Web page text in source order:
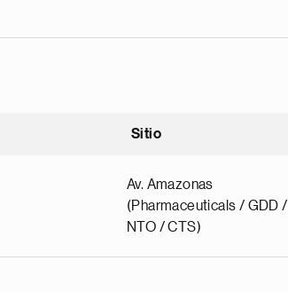
Sitio
Av. Amazonas
(Pharmaceuticals / GDD /
NTO / CTS)